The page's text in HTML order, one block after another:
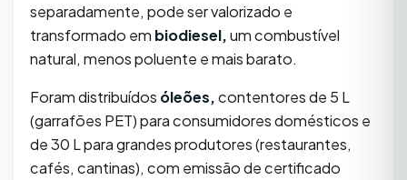
separadamente, pode ser valorizado e
transformado em biodiesel,um combustível
natural, menos poluente e mais barato.
Foram distribuídos óleões,contentores de 5 L
(garrafões PET) para consumidores domésticos e
de 30 L para grandes produtores (restaurantes,
cafés, cantinas), com emissão de certificado